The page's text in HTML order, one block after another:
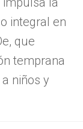
integral en
que
temprana
niños y